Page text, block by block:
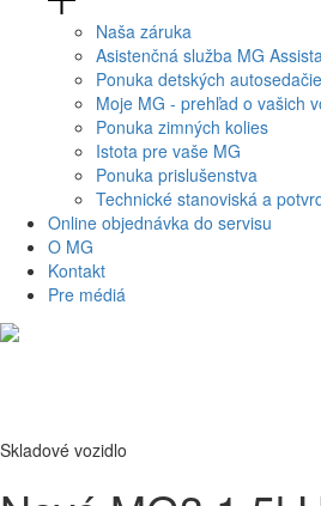
Naša záruka
Asistenčná služba MG
Ponuka detských
Moje MG - prehľad o vašich
Ponuka zimných kolies
Istota pre vaše MG
Ponuka prislušenstva
Technické stanoviská a
Online objednávka do servisu
O MG
Kontakt
Pre médiá
Skladové vozidlo